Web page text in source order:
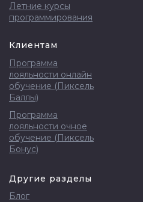
Клиентам
Другие разделы
Программа
лояльности онлайн
обучение (Пиксель
Баллы)
Программа
лояльности очное
обучение (Пиксель
Бонус)
Блог
Летние курсы
программирования